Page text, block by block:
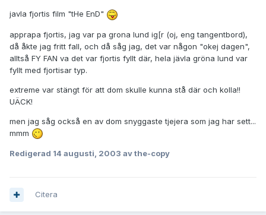
javla fjortis film "tHe EnD"
apprapa fjortis, jag var pa grona lund ig[r (oj, eng tangentbord),
då åkte jag fritt fall, och då såg jag, det var någon "okej dagen",
alltså FY FAN va det var fjortis fyllt där, hela jävla gröna lund var
fyllt med fjortisar typ.
extreme var stängt för att dom skulle kunna stå där och kolla!!
UÄCK!
men jag såg också en av dom snyggaste tjejera som jag har sett...
mmm
Redigerad 14 augusti, 2003 av the-copy
Citera